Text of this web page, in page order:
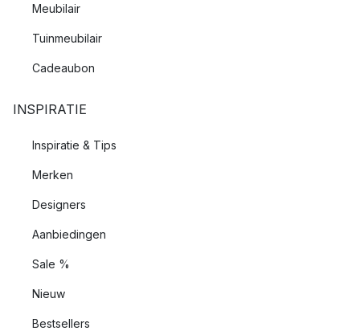
Meubilair
Tuinmeubilair
Cadeaubon
INSPIRATIE
Inspiratie & Tips
Merken
Designers
Aanbiedingen
Sale %
Nieuw
Bestsellers